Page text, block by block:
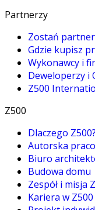
Partnerzy
Zostań
Gdzie kupisz
Wykonawcy i
Deweloperzy i
Z500
Z500
Dlaczego Z500?
Autorska
Biuro
Budowa domu
Zespół i misja
Kariera w Z500